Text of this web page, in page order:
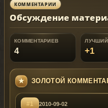
КОММЕНТАРИИ
Обсуждение
КОММЕНТАРИЕВ
4
ЛУЧШИЙ
+1
ЗОЛОТОЙ
#1 2010-09-02